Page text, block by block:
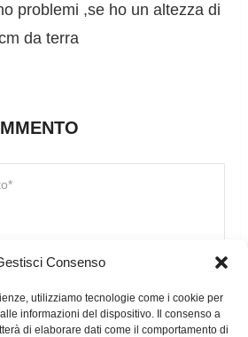
Consenso
utilizziamo tecnologie come i cookie per
informazioni del dispositivo. Il consenso a
di elaborare dati come il comportamento di
problemi ,se ho un altezza di
da terra